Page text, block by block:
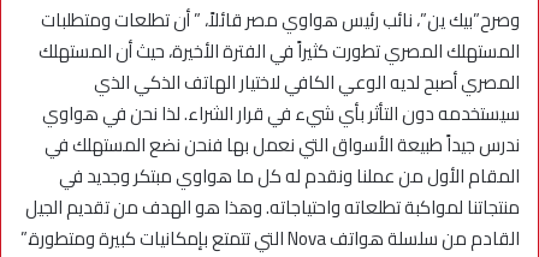
وصرح”بيك ين”، نائب رئيس هواوي مصر قائلاً، ” أن تطلعات ومتطلبات
المستهلك المصري تطورت كثيراً في الفترة الأخيرة، حيث أن المستهلك
المصري أصبح لديه الوعي الكافي لاختيار الهاتف الذكي الذي
سيستخدمه دون التأثر بأي شيء في قرار الشراء. لذا نحن في هواوي
ندرس جيداً طبيعة الأسواق التي نعمل بها فنحن نضع المستهلك في
المقام الأول من عملنا ونقدم له كل ما هواوي مبتكر وجديد في
منتجاتنا لمواكبة تطلعاته واحتياجاته. وهذا هو الهدف من تقديم الجيل
القادم من سلسلة هواتف Nova التي تتمتع بإمكانيات كبيرة ومتطورة.”